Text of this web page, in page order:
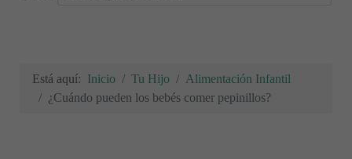
Está aquí: Inicio Tu Hijo
Alimentación Infantil
¿Cuándo pueden los bebés comer pepinillos?